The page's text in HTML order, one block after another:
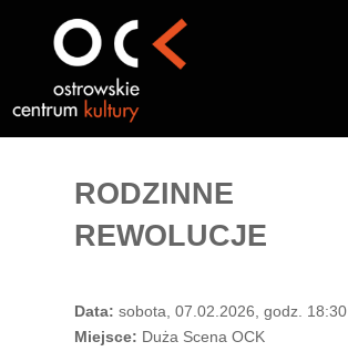
RODZINNE
REWOLUCJE
Data: sobota, 07.02.2026, godz. 18:30
Miejsce: Duża Scena OCK